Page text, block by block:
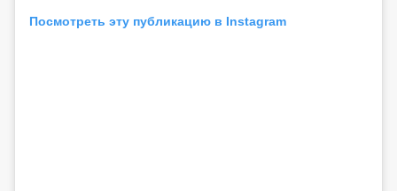
Посмотреть эту публикацию в Instagram